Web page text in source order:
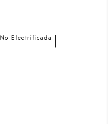
No Electrificada